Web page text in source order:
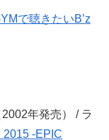
で聴きたいB’z
年発売） / ラ
2015 -EPIC